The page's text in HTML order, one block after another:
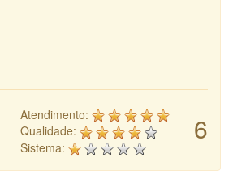
6
Atendimento:
Qualidade:
Sistema: